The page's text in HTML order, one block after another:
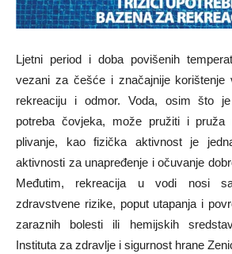
Ljetni period i doba povišenih
vezani za češće i značajnije korištenje
rekreaciju i odmor. Voda, osim što
potreba čovjeka, može pružiti i pruža
plivanje, kao fizička aktivnost je
aktivnosti za unapređenje i očuvanje
Međutim, rekreacija u vodi nosi
zdravstvene rizike, poput utapanja i
zaraznih bolesti ili hemijskih
Instituta za zdravlje i sigurnost hrane